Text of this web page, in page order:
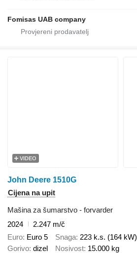
Fomisas UAB company
VIDEO
John Deere 1510G
Cijena na upit
Mašina za šumarstvo - forvarder
2024
2.247 m/č
Euro Euro 5 Snaga 223 k.s. (164 kW)
Gorivo dizel Nosivost 15.000 kg